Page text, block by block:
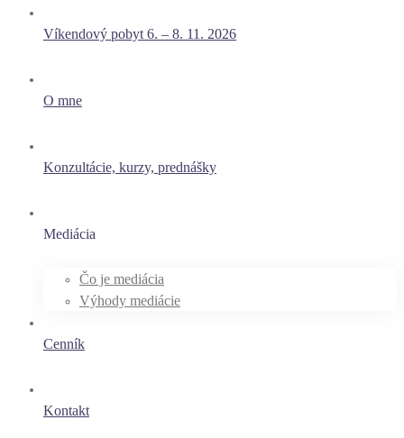
Víkendový pobyt 6. – 8. 11. 2026
O mne
Konzultácie, kurzy, prednášky
Mediácia
Čo je mediácia
Výhody mediácie
Cenník
Kontakt